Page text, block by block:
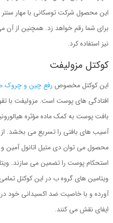
این محصول شرکت توسکانی با مهار
برای شما رقم خواهد زد. همچنین از
نیز استفاده کرد.
کوکتل مزولیفت
این کوکتل مخصوص رفع چین و چروک
افتادگی های پوست است. مزولیفت با
بافت پوست به کمک ماده مؤثره
آسیب های بافتی را تسریع می بخشد. از
محصول می توان دی متیل اتانول آمین و
استحکام پوست را تضمین می سازند.
ویتامین های گروه ب در این کوکتل
آورده و با خاصیت ضد اکسیدانی خود
ایفای نقش می کنند.